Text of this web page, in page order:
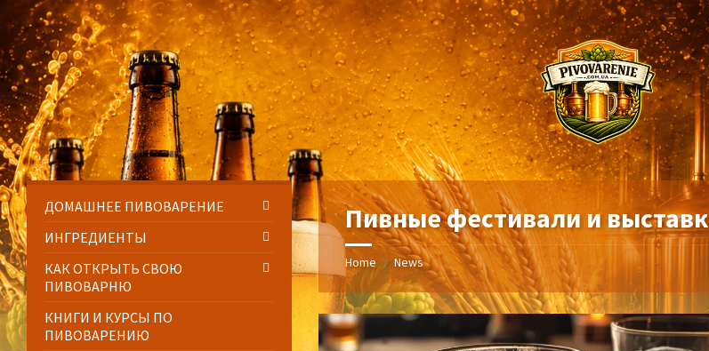
to
content
to
left
sidebar
to
right
sidebar
to
footer
Пивные фестивали и
Home / News
ДОМАШНЕЕ ПИВОВАРЕНИЕ
ИНГРЕДИЕНТЫ
КАК ОТКРЫТЬ СВОЮ
ПИВОВАРНЮ
КНИГИ И КУРСЫ ПО
ПИВОВАРЕНИЮ